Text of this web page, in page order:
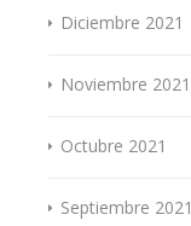
Diciembre 2021
Noviembre 2021
Octubre 2021
Septiembre 2021